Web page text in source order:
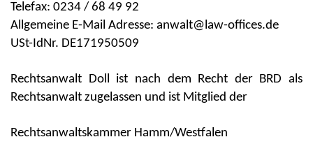
Telefax: 0234 / 68 49 92
Allgemeine E-Mail Adresse: anwalt@law-offices.de
USt-IdNr. DE171950509
Rechtsanwalt Doll ist nach dem Recht der BRD als
Rechtsanwalt zugelassen und ist Mitglied der
Rechtsanwaltskammer Hamm/Westfalen